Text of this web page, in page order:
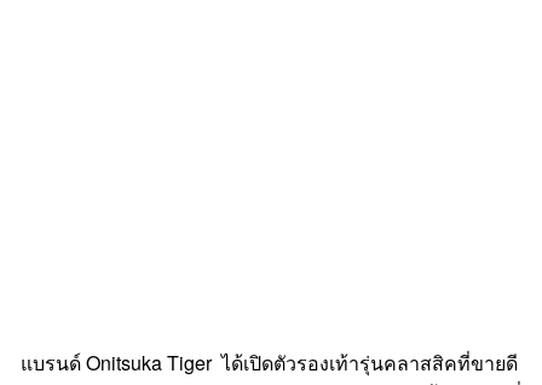
แบรนด์ Onitsuka Tiger ได้เปิดตัวรองเท้ารุ่นคลาสสิคที่ขายดี